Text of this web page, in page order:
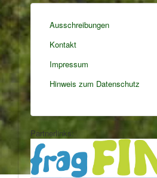
Ausschreibungen
Kontakt
Impressum
Hinweis zum Datenschutz
Partnerlinks: